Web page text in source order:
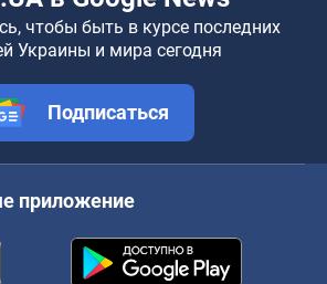
чтобы быть в курсе последних
Украины и мира сегодня
Подписаться
приложение